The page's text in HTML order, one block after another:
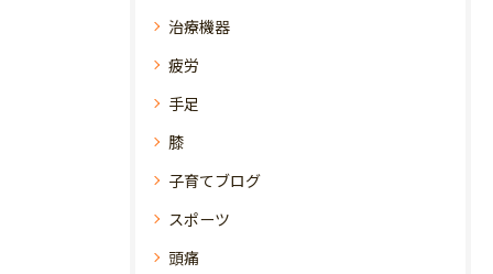
治療機器
疲労
手足
膝
子育てブログ
スポーツ
頭痛